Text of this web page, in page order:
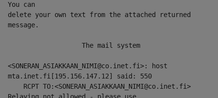
You can
delete your own text from the attached returned
message.
                   The mail system
<SONERAN_ASIAKKAAN_NIMI@co.inet.fi>: host
mta.inet.fi[195.156.147.12] said: 550